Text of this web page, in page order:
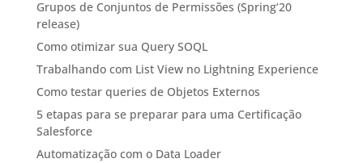
Grupos de Conjuntos de Permissões (Spring’20
release)
Como otimizar sua Query SOQL
Trabalhando com List View no Lightning Experience
Como testar queries de Objetos Externos
5 etapas para se preparar para uma Certificação
Salesforce
Automatização com o Data Loader